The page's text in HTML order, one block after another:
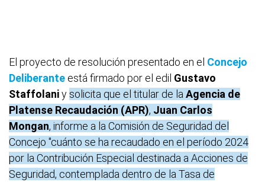
El proyecto de resolución presentado en el Concejo
Deliberante está firmado por el edil Gustavo
Staffolaniy solicita que el titular de la Agencia de
Platense Recaudación (APR), Juan Carlos
Mongan, informe a la Comisión de Seguridad del
Concejo "cuánto se ha recaudado en el período 2024
por la Contribución Especial destinada a Acciones de
Seguridad, contemplada dentro de la Tasa de